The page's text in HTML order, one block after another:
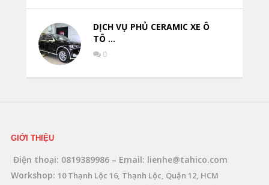
DỊCH VỤ PHỦ CERAMIC XE Ô
TÔ …
0
GIỚI THIỆU
Điện thoại: 0819389986 – Email: lienhe@tahico.com
Workshop: 10 Thạnh Lộc 16, Thạnh Lộc, Quận 12, HCM